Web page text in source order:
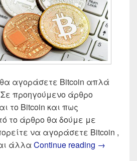
αγοράσετε Bitcoin απλά
προηγούμενο άρθρο
το Bitcoin και πως
το άρθρο θα δούμε με
να αγοράσετε Bitcoin ,
άλλα Continue reading Τα
→